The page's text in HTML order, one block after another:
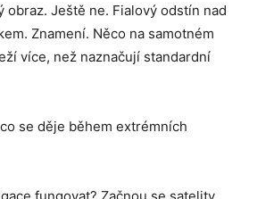
obraz. Ještě ne. Fialový odstín nad
Znamení. Něco na samotném
více, než naznačují standardní
se děje během extrémních